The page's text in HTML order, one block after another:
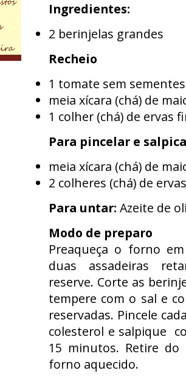
Ingredientes:
2 berinjelas grandes
Recheio
1 tomate sem
meia xícara (chá) de
1 colher (chá) de ervas
Para pincelar e
meia xícara (chá) de
2 colheres (chá) de
Para untar: Azeite de
Modo de preparo
Preaqueça o forno
duas assadeiras
reserve. Corte as
tempere com o sal e
reservadas. Pincele
colesterol e salpique
15 minutos. Retire
forno aquecido.